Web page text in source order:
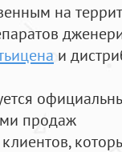
на
и
продаж